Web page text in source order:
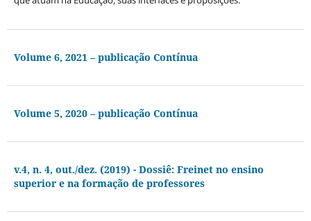
Volume 6, 2021 – publicação Contínua
Volume 5, 2020 – publicação Contínua
v.4, n. 4, out./dez. (2019) - Dossiê: Freinet no ensino
superior e na formação de professores